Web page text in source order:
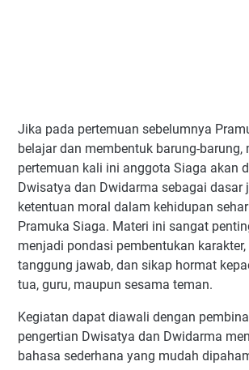
Jika pada pertemuan sebelumnya
belajar dan membentuk barung-barung,
pertemuan kali ini anggota Siaga akan
Dwisatya dan Dwidarma sebagai dasar
ketentuan moral dalam kehidupan
Pramuka Siaga. Materi ini sangat
menjadi pondasi pembentukan
tanggung jawab, dan sikap hormat
tua, guru, maupun sesama teman.
Kegiatan dapat diawali dengan
pengertian Dwisatya dan Dwidarma
bahasa sederhana yang mudah